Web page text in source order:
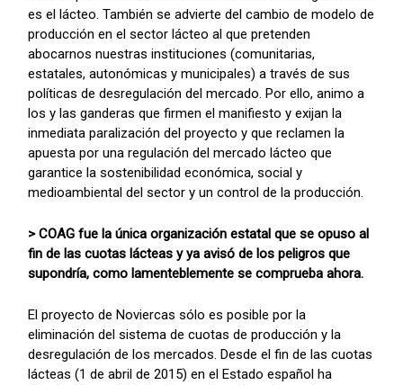
es el lácteo. También se advierte del cambio de modelo de
producción en el sector lácteo al que pretenden
abocarnos nuestras instituciones (comunitarias,
estatales, autonómicas y municipales) a través de sus
políticas de desregulación del mercado. Por ello, animo a
los y las ganderas que firmen el manifiesto y exijan la
inmediata paralización del proyecto y que reclamen la
apuesta por una regulación del mercado lácteo que
garantice la sostenibilidad económica, social y
medioambiental del sector y un control de la producción.
> COAG fue la única organización estatal que se opuso al
fin de las cuotas lácteas y ya avisó de los peligros que
supondría, como lamenteblemente se comprueba ahora.
El proyecto de Noviercas sólo es posible por la
eliminación del sistema de cuotas de producción y la
desregulación de los mercados. Desde el fin de las cuotas
lácteas (1 de abril de 2015) en el Estado español ha